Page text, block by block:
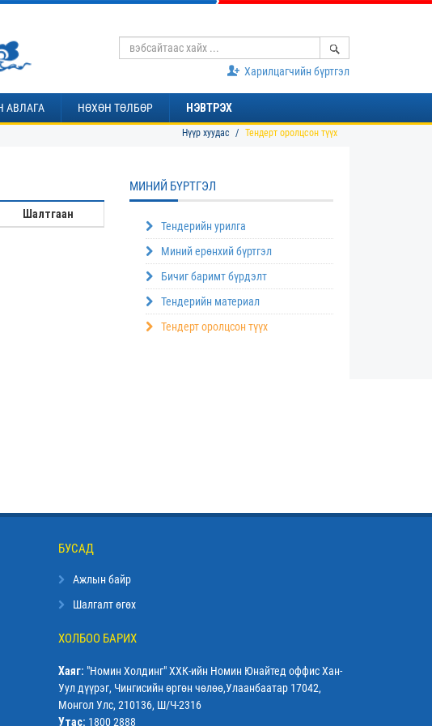
Харилцагчийн бүртгэл
АВЛАГА НӨХӨН ТӨЛБӨР НЭВТРЭХ
Нүүр хуудас Тендерт оролцсон түүх
Шалтгаан
МИНИЙ БҮРТГЭЛ
Тендерийн урилга
Миний ерөнхий бүртгэл
Бичиг баримт бүрдэлт
Тендерийн материал
Тендерт оролцсон түүх
БУСАД
Ажлын байр
Шалгалт өгөх
ХОЛБОО БАРИХ
Хаяг: "Номин Холдинг" ХХК-ийн Номин Юнайтед оффис Хан-
Уул дүүрэг, Чингисийн өргөн чөлөө,Улаанбаатар 17042,
Монгол Улс, 210136, Ш/Ч-2316
Утас: 1800 2888